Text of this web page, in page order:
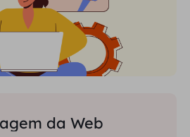
da Web